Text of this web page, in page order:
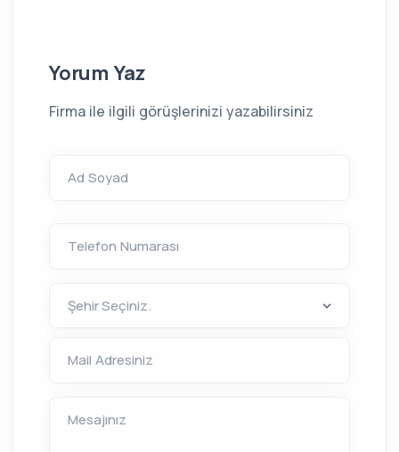
Yorum Yaz
Firma ile ilgili görüşlerinizi yazabilirsiniz
Ad Soyad
Telefon Numarası
Mail Adresiniz
Mesajınız